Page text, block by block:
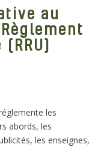
au
les
abords, les
les enseignes,